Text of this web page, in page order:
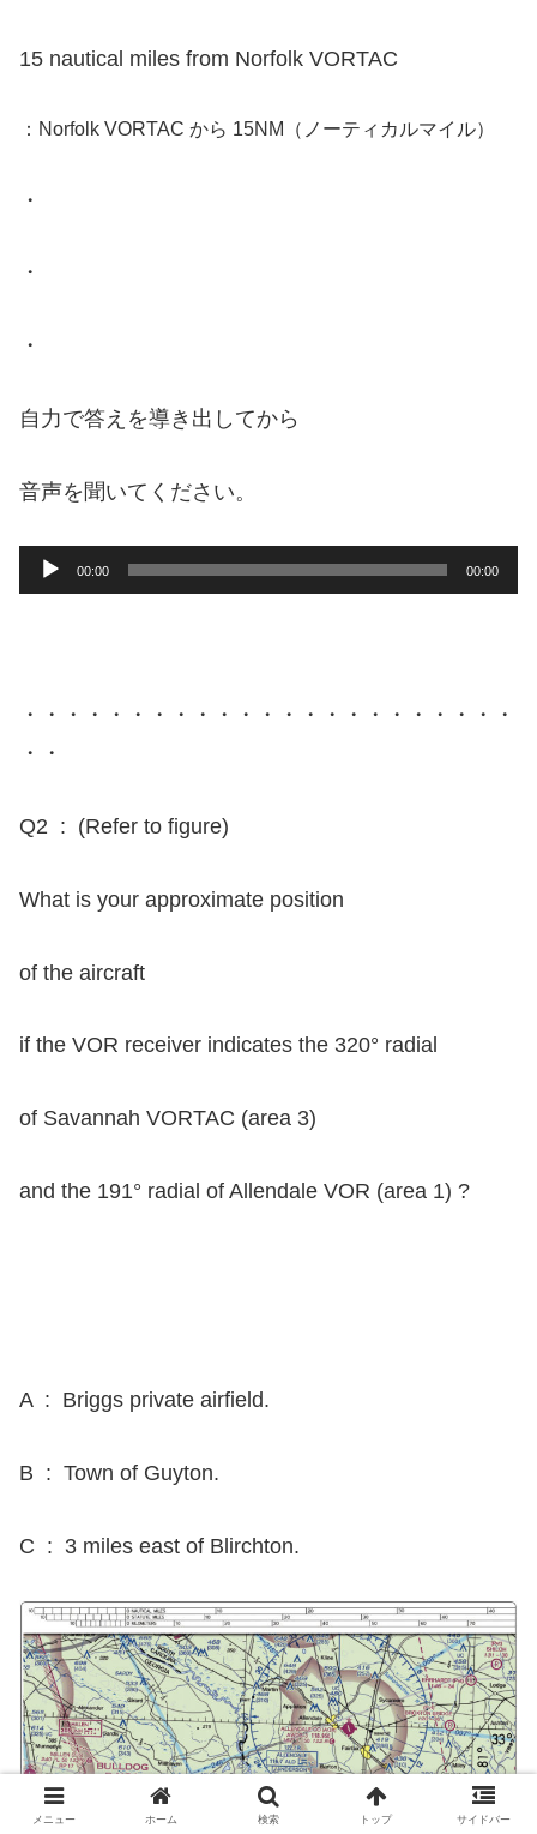
15 nautical miles from Norfolk VORTAC
：Norfolk VORTAC から 15NM（ノーティカルマイル）
・
・
・
自力で答えを導き出してから
音声を聞いてください。
声
00:00 00:00
・・・・・・・・・・・・・・・・・・・・・・・
・・
Q2 : (Refer to figure)
What is your approximate position
of the aircraft
if the VOR receiver indicates the 320° radial
of Savannah VORTAC (area 3)
and the 191° radial of Allendale VOR (area 1) ?
A : Briggs private airfield.
B : Town of Guyton.
C : 3 miles east of Blirchton.
メニュー ホーム 検索 トップ サイドバー